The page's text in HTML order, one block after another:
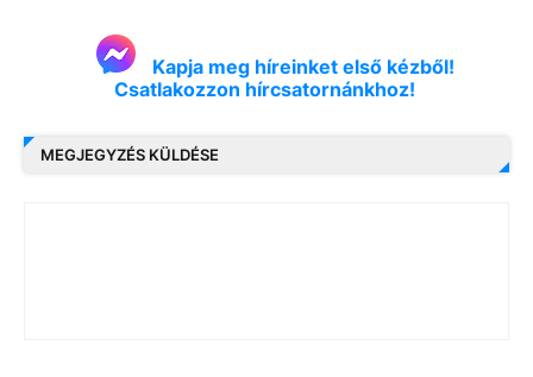
Kapja meg híreinket első kézből!
Csatlakozzon hírcsatornánkhoz!
MEGJEGYZÉS KÜLDÉSE